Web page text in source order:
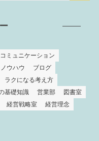
コミュニケーション
ノウハウ
ブログ
ラクになる考え方
基礎知識 営業部
図書室
経営戦略室
経営理念